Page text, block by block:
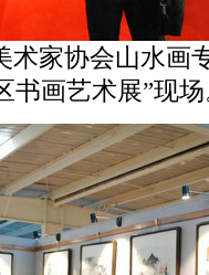
家协会山水画
书画艺术展”现